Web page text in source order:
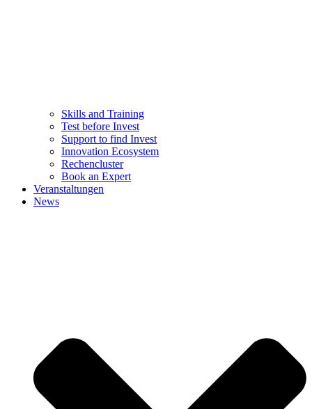
Skills and Training
Test before Invest
Support to find Invest
Innovation Ecosystem
Rechencluster​
Book an Expert
Veranstaltungen
News